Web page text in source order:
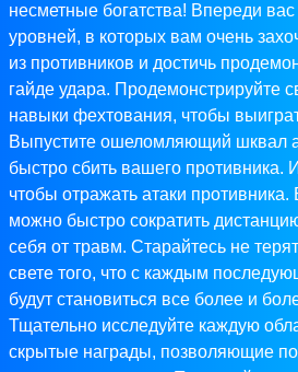
несметные богатства! Впереди
уровней, в которых вам очень
из противников и достичь
гайде удара. Продемонстрируйте
навыки фехтования, чтобы
Выпустите ошеломляющий шквал
быстро сбить вашего противника.
чтобы отражать атаки противника.
можно быстро сократить
себя от травм. Старайтесь не
свете того, что с каждым
будут становиться все более и
Тщательно исследуйте каждую
скрытые награды, позволяющие